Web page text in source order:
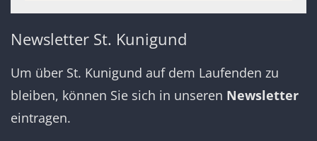
Newsletter St. Kunigund
Um über St. Kunigund auf dem Laufenden zu
bleiben, können Sie sich in unseren Newsletter
eintragen.